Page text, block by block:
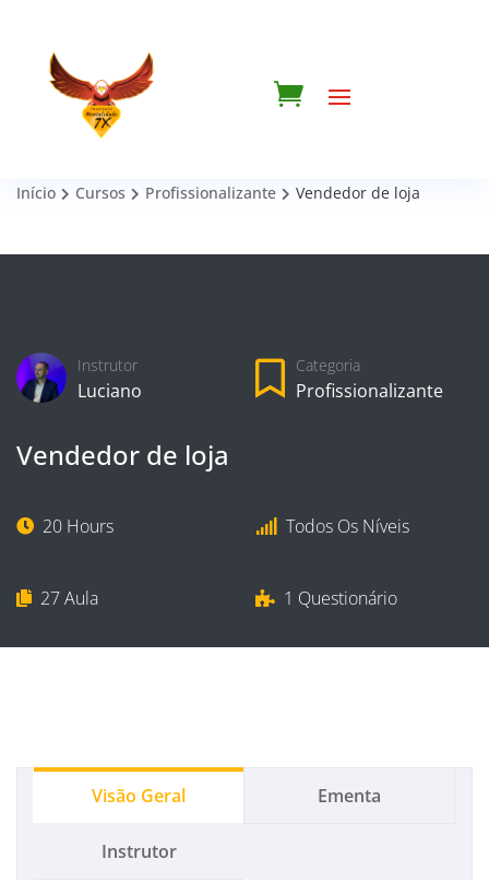
Início Cursos Profissionalizante Vendedor de loja
Instrutor
Luciano
Categoria
Profissionalizante
Vendedor de loja
20 Hours Todos Os Níveis
27 Aula 1 Questionário
Visão Geral Ementa
Instrutor